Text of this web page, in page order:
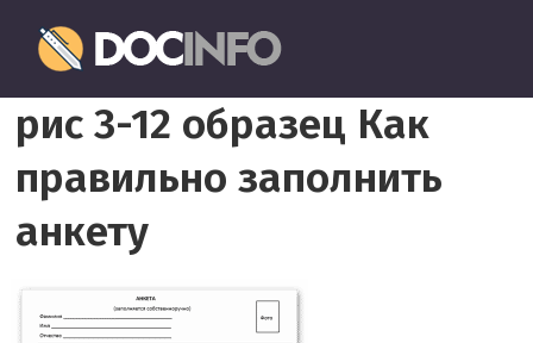
перейти
к
содержимому
оформление
и
заполнение
документов
рис 3-12 образец Как
правильно заполнить
анкету